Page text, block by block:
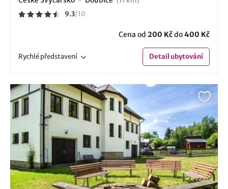
9.3/10
Cena od 200 Kčdo400 Kč
Rychlépředstavení Detailubytování